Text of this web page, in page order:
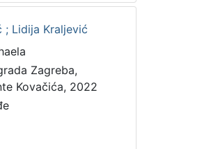
; Lidija Kraljević
Zagreba,
Kovačića, 2022